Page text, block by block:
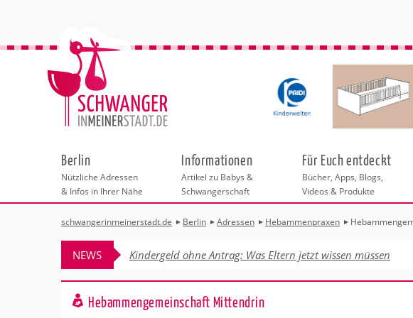
Berlin
Nützliche Adressen
& Infos in Ihrer Nähe
Städteauswahl
Adressen
Hebammen
Geburtshäuser
Frauenärzte
Kliniken
Behördengänge &
Checklisten
Beratungsstellen
Kinderwunschzentren in Leipzig
Schwangerschaftskurse
Erste Hilfe & Beratung
Rückbildung
Kurse fürs Baby
Shopping
Wellness & Gesundheit
Fotografie & Dienstleistungen
Informationen
Artikel zu Babys &
Schwangerschaft
Für Euch entdeckt
Bücher, Apps, Blogs,
Videos & Produkte
schwangerinmeinerstadt.de Berlin Adressen Hebammenpraxen
NEWS Kindergeld ohne Antrag: Was Eltern jetzt wissen müssen
Hebammengemeinschaft Mittendrin